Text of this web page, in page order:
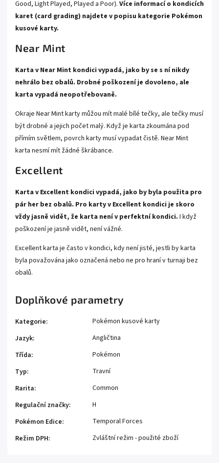
Good, Light Played, Played a Poor). Více informací o kondicích
karet (card grading) najdete v popisu kategorie Pokémon
kusové karty.
Near Mint
Karta v Near Mint kondici vypadá, jako by se s ní nikdy
nehrálo bez obalů. Drobné poškození je dovoleno, ale
karta vypadá neopotřebovaně.
Okraje Near Mint karty můžou mít malé bílé tečky, ale tečky musí
být drobné a jejich počet malý. Když je karta zkoumána pod
přímím světlem, povrch karty musí vypadat čistě. Near Mint
karta nesmí mít žádné škrábance.
Excellent
Karta v Excellent kondici vypadá, jako by byla použita pro
pár her bez obalů. Pro karty v Excellent kondici je skoro
vždy jasně vidět, že karta není v perfektní kondici. I když
poškození je jasně vidět, není vážné.
Excellent karta je často v kondici, kdy není jisté, jestli by karta
byla považována jako označená nebo ne pro hraní v turnaji bez
obalů.
Doplňkové parametry
Kategorie:
Pokémon kusové karty
Jazyk:
Angličtina
Třída:
Pokémon
Typ:
Travní
Rarita:
Common
Regulační značky:
H
Pokémon Edice:
Temporal Forces
Režim DPH: Zvláštní režim - použité zboží